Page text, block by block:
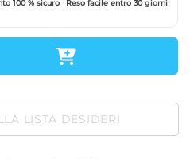
100 % sicuro Reso facile entro 30 giorni
LISTA DESIDERI